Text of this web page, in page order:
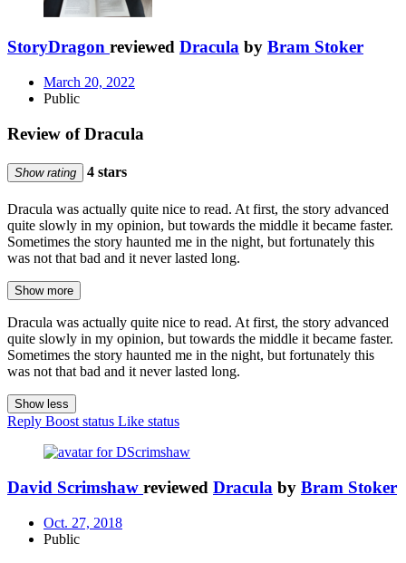
StoryDragon reviewed Dracula by Bram Stoker
March 20, 2022
Public
Review of Dracula
Show rating 4 stars
Dracula was actually quite nice to read. At first, the story advanced
quite slowly in my opinion, but towards the middle it became faster.
Sometimes the story haunted me in the night, but fortunately this
was not that bad and it never lasted long.
Show more
Dracula was actually quite nice to read. At first, the story advanced
quite slowly in my opinion, but towards the middle it became faster.
Sometimes the story haunted me in the night, but fortunately this
was not that bad and it never lasted long.
Show less
Reply Boost status Like status
David Scrimshaw reviewed Dracula by Bram Stoker
Oct. 27, 2018
Public